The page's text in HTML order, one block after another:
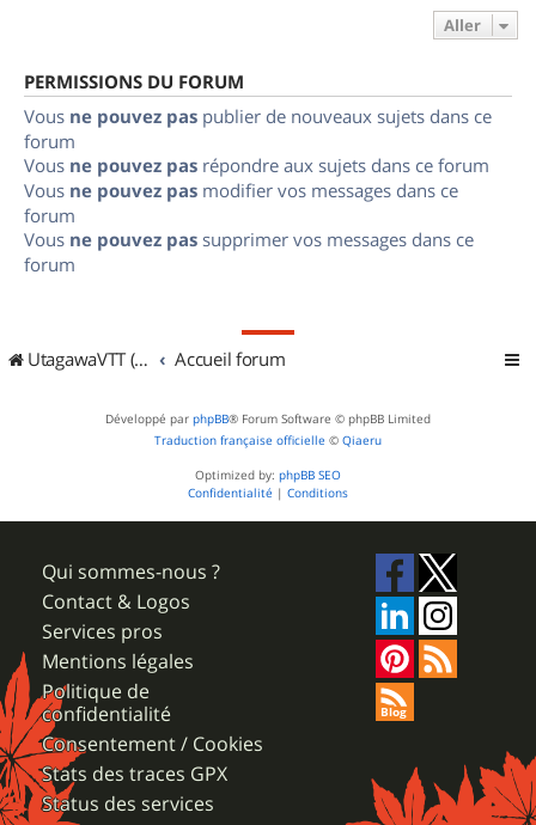
Aller
PERMISSIONS DU FORUM
Vous ne pouvez pas publier de nouveaux sujets dans ce
forum
Vous ne pouvez pas répondre aux sujets dans ce forum
Vous ne pouvez pas modifier vos messages dans ce
forum
Vous ne pouvez pas supprimer vos messages dans ce
forum
UtagawaVTT (Randos VTT et VTTAE avec traces GPS) Accueil forum
Développé par phpBB® Forum Software © phpBB Limited
Traduction française officielle © Qiaeru
Optimized by: phpBB SEO
Confidentialité | Conditions
Qui sommes-nous ?
Contact & Logos
Services pros
Mentions légales
Politique de
confidentialité
Consentement / Cookies
Stats des traces GPX
Status des services